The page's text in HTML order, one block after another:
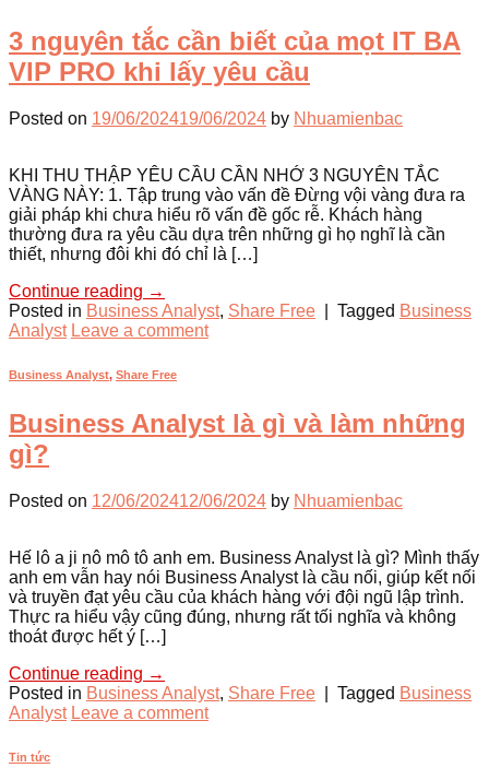
3 nguyên tắc cần biết của mọt IT BA
VIP PRO khi lấy yêu cầu
Posted on 19/06/202419/06/2024 by Nhuamienbac
KHI THU THẬP YÊU CẦU CẦN NHỚ 3 NGUYÊN TẮC
VÀNG NÀY: 1. Tập trung vào vấn đề Đừng vội vàng đưa ra
giải pháp khi chưa hiểu rõ vấn đề gốc rễ. Khách hàng
thường đưa ra yêu cầu dựa trên những gì họ nghĩ là cần
thiết, nhưng đôi khi đó chỉ là […]
Continue reading →
Posted in Business Analyst, Share Free Tagged Business
Analyst Leave a comment
Business Analyst, Share Free
Business Analyst là gì và làm những
gì?
Posted on 12/06/202412/06/2024 by Nhuamienbac
Hế lô a ji nô mô tô anh em. Business Analyst là gì? Mình thấy
anh em vẫn hay nói Business Analyst là cầu nối, giúp kết nối
và truyền đạt yêu cầu của khách hàng với đội ngũ lập trình.
Thực ra hiểu vậy cũng đúng, nhưng rất tối nghĩa và không
thoát được hết ý […]
Continue reading →
Posted in Business Analyst, Share Free Tagged Business
Analyst Leave a comment
Tin tức